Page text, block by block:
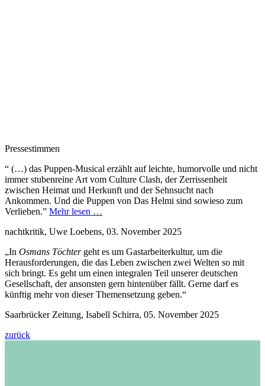
Pressestimmen
“ (…) das Puppen-Musical erzählt auf leichte, humorvolle und nicht
immer stubenreine Art vom Culture Clash, der Zerrissenheit
zwischen Heimat und Herkunft und der Sehnsucht nach
Ankommen. Und die Puppen von Das Helmi sind sowieso zum
Verlieben.” Mehr lesen …
nachtkritik, Uwe Loebens, 03. November 2025
„In Osmans Töchtergeht es um Gastarbeiterkultur, um die
Herausforderungen, die das Leben zwischen zwei Welten so mit
sich bringt. Es geht um einen integralen Teil unserer deutschen
Gesellschaft, der ansonsten gern hintenüber fällt. Gerne darf es
künftig mehr von dieser Themensetzung geben.“
Saarbrücker Zeitung, Isabell Schirra, 05. November 2025
zurück